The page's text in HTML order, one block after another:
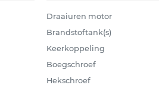
Draaiuren motor
Brandstoftank(s)
Keerkoppeling
Boegschroef
Hekschroef